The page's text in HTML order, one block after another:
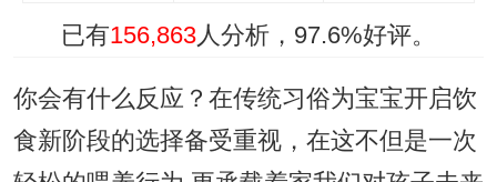
已有156,863人分析， 97.6%好评。
你会有什么反应？在传统习俗为宝宝开启饮
食新阶段的选择备受重视，在这不但是一次